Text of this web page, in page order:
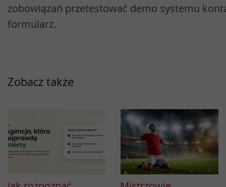
zobowiązań przetestować demo systemu
formularz.
Zobacz także